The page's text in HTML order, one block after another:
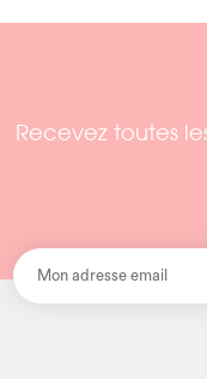
Recevez toutes